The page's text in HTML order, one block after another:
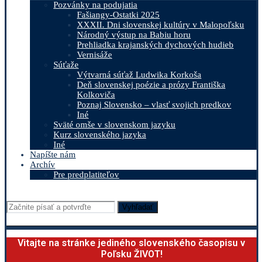
Pozvánky na podujatia
Fašiangy-Ostatki 2025
XXXII. Dni slovenskej kultúry v Malopoľsku
Národný výstup na Babiu horu
Prehliadka krajanských dychových hudieb
Vernisáže
Súťaže
Výtvarná súťaž Ludwika Korkoša
Deň slovenskej poézie a prózy Františka
Kolkoviča
Poznaj Slovensko – vlasť svojich predkov
Iné
Sväté omše v slovenskom jazyku
Kurz slovenského jazyka
Iné
Napíšte nám
Archív
Pre predplatiteľov
Vyhľadať
Vitajte na stránke jediného slovenského časopisu v
Poľsku ŽIVOT!